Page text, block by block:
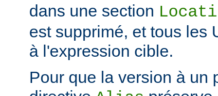
dans une section
est supprimé, et tous les
à l'expression cible.
Pour que la version à un